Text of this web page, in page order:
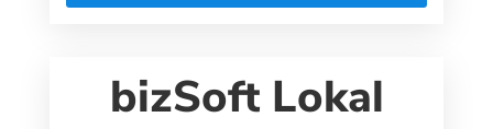
bizSoft Lokal